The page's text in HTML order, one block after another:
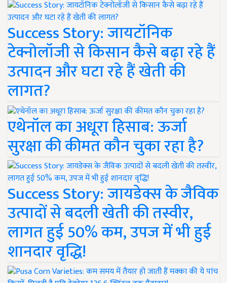
Success Story: जायटॉनिक
टेक्नोलॉजी से किसान कैसे बढ़ा रहे हैं
उत्पादन और घटा रहे हैं खेती की
लागत?
एथेनॉल का अधूरा हिसाब: ऊर्जा
सुरक्षा की कीमत कौन चुका रहा है?
Success Story: जायडेक्स के जैविक
उत्पादों से बदली खेती की तस्वीर,
लागत हुई 50% कम, उपज में भी हुई
शानदार वृद्धि!